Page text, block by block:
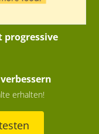
progressive
erhalten!